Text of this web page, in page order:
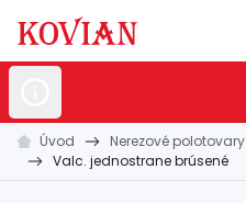
Nerezovépolotovary
Úvod Nerezové polotovary
Valc. jednostrane brúsené